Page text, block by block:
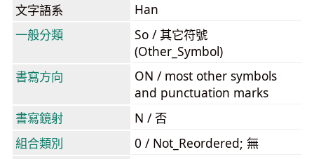
文字語系
Han
一般分類
So / 其它符號
(Other_Symbol)
書寫方向
ON / most other symbols
and punctuation marks
書寫鏡射
N / 否
組合類別
0 / Not_Reordered; 無